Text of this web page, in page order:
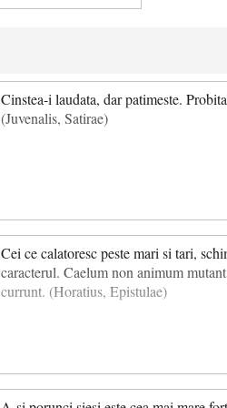
Cinstea-i laudata, dar patimeste.
(Juvenalis, Satirae)
Cei ce calatoresc peste mari si tari,
caracterul. Caelum non animum
currunt. (Horatius, Epistulae)